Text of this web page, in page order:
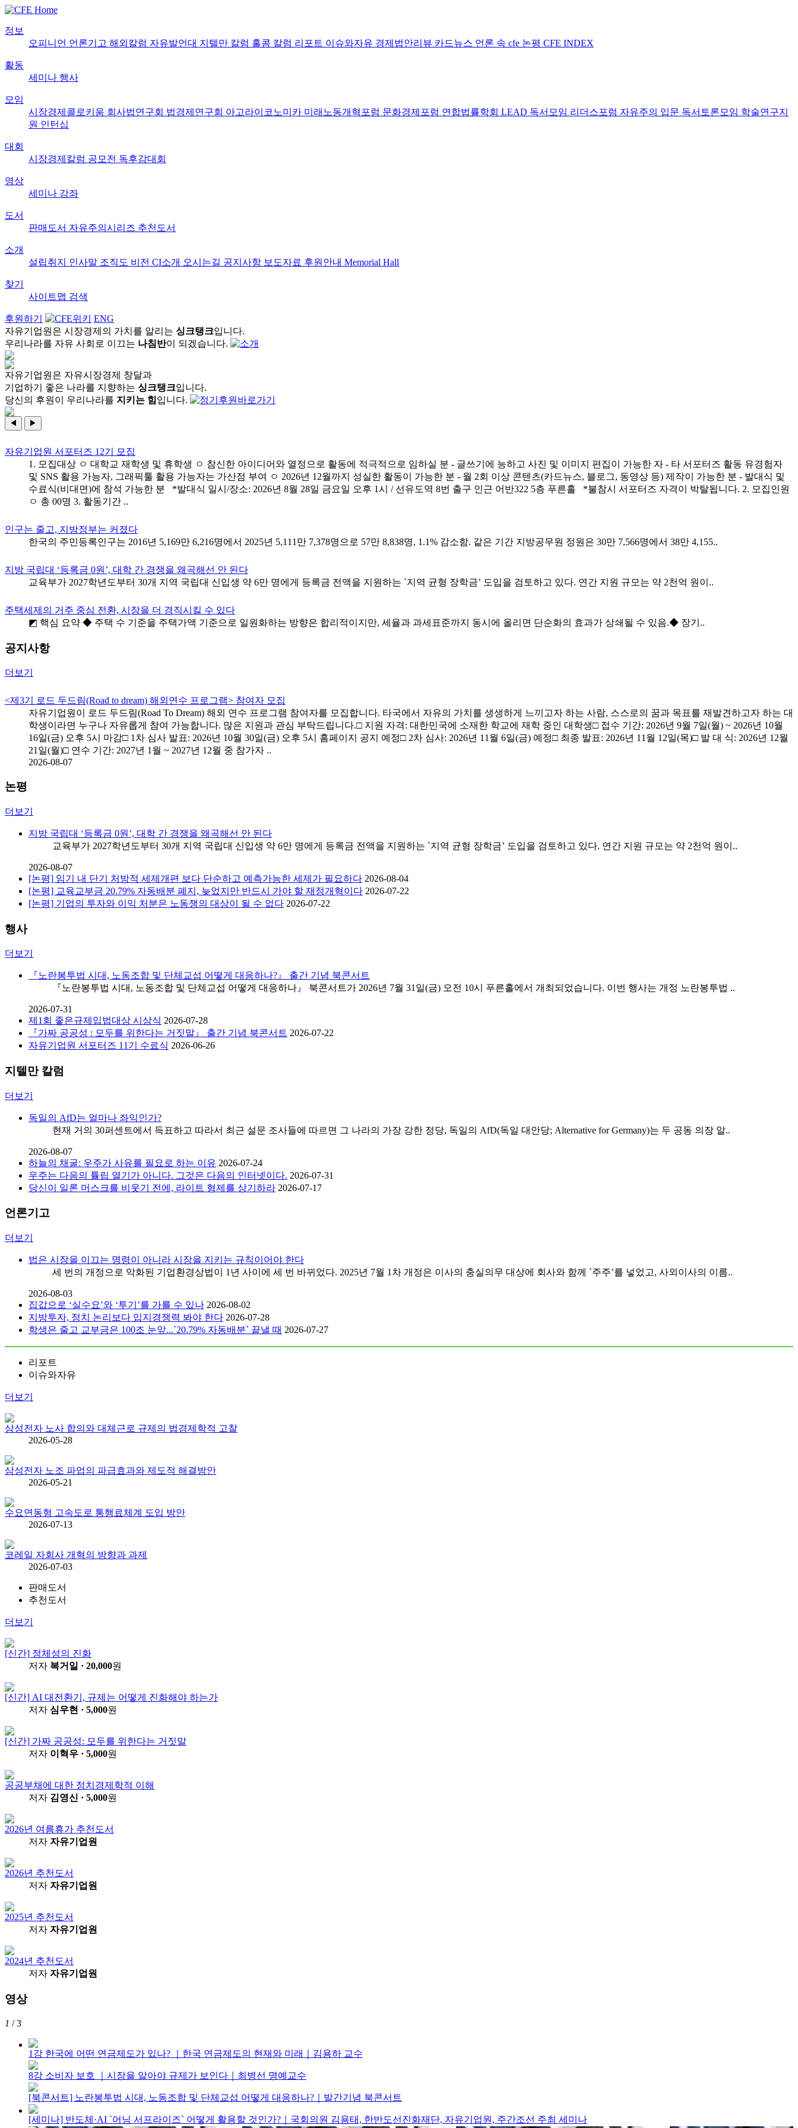
정보
오피니언 언론기고 해외칼럼 자유발언대 지텔만 칼럼 홀콤 칼럼 리포트 이슈와자유 경제법안리뷰 카드뉴스 언론 속 cfe 논평 CFE INDEX
활동
세미나 행사
모임
시장경제콜로키움 회사법연구회 법경제연구회 아고라이코노미카 미래노동개혁포럼 문화경제포럼 연합법률학회 LEAD 독서모임 리더스포럼 자유주의 입문 독서토론모임 학술연구지
원 인턴십
대회
시장경제칼럼 공모전 독후감대회
영상
세미나 강좌
도서
판매도서 자유주의시리즈 추천도서
소개
설립취지 인사말 조직도 비전 CI소개 오시는길 공지사항 보도자료 후원안내 Memorial Hall
찾기
사이트맵 검색
후원하기
ENG
자유기업원은 시장경제의 가치를 알리는 싱크탱크입니다.
우리나라를 자유 사회로 이끄는 나침반이 되겠습니다.
자유기업원은 자유시장경제 창달과
기업하기 좋은 나라를 지향하는 싱크탱크입니다.
당신의 후원이 우리나라를 지키는 힘입니다.
◀ ▶
자유기업원 서포터즈 12기 모집
1. 모집대상 ㅇ 대학교 재학생 및 휴학생 ㅇ 참신한 아이디어와 열정으로 활동에 적극적으로 임하실 분 - 글쓰기에 능하고 사진 및 이미지 편집이 가능한 자 - 타 서포터즈 활동 유경험자
및 SNS 활용 가능자, 그래픽툴 활용 가능자는 가산점 부여 ㅇ 2026년 12월까지 성실한 활동이 가능한 분 - 월 2회 이상 콘텐츠(카드뉴스, 블로그, 동영상 등) 제작이 가능한 분 - 발대식 및
수료식(비대면)에 참석 가능한 분 *발대식 일시/장소: 2026년 8월 28일 금요일 오후 1시 / 선유도역 8번 출구 인근 어반322 5층 푸른홀 *불참시 서포터즈 자격이 박탈됩니다. 2. 모집인원
ㅇ 총 00명 3. 활동기간 ..
인구는 줄고, 지방정부는 커졌다
한국의 주민등록인구는 2016년 5,169만 6,216명에서 2025년 5,111만 7,378명으로 57만 8,838명, 1.1% 감소함. 같은 기간 지방공무원 정원은 30만 7,566명에서 38만 4,155..
지방 국립대 ‘등록금 0원’, 대학 간 경쟁을 왜곡해선 안 된다
교육부가 2027학년도부터 30개 지역 국립대 신입생 약 6만 명에게 등록금 전액을 지원하는 `지역 균형 장학금’ 도입을 검토하고 있다. 연간 지원 규모는 약 2천억 원이..
주택세제의 거주 중심 전환, 시장을 더 경직시킬 수 있다
◩ 핵심 요약 ◆ 주택 수 기준을 주택가액 기준으로 일원화하는 방향은 합리적이지만, 세율과 과세표준까지 동시에 올리면 단순화의 효과가 상쇄될 수 있음.◆ 장기..
공지사항
더보기
<제3기 로드 두드림(Road to dream) 해외연수 프로그램> 참여자 모집
자유기업원이 로드 두드림(Road To Dream) 해외 연수 프로그램 참여자를 모집합니다. 타국에서 자유의 가치를 생생하게 느끼고자 하는 사람, 스스로의 꿈과 목표를 재발견하고자 하는 대
학생이라면 누구나 자유롭게 참여 가능합니다. 많은 지원과 관심 부탁드립니다.□ 지원 자격: 대한민국에 소재한 학교에 재학 중인 대학생□ 접수 기간: 2026년 9월 7일(월) ~ 2026년 10월
16일(금) 오후 5시 마감□ 1차 심사 발표: 2026년 10월 30일(금) 오후 5시 홈페이지 공지 예정□ 2차 심사: 2026년 11월 6일(금) 예정□ 최종 발표: 2026년 11월 12일(목)□ 발 대 식: 2026년 12월
21일(월)□ 연수 기간: 2027년 1월 ~ 2027년 12월 중 참가자 ..
2026-08-07
논평
더보기
지방 국립대 ‘등록금 0원’, 대학 간 경쟁을 왜곡해선 안 된다
교육부가 2027학년도부터 30개 지역 국립대 신입생 약 6만 명에게 등록금 전액을 지원하는 `지역 균형 장학금’ 도입을 검토하고 있다. 연간 지원 규모는 약 2천억 원이..
2026-08-07
[논평] 임기 내 단기 처방적 세제개편 보다 단순하고 예측가능한 세제가 필요하다 2026-08-04
[논평] 교육교부금 20.79% 자동배분 폐지, 늦었지만 반드시 가야 할 재정개혁이다 2026-07-22
[논평] 기업의 투자와 이익 처분은 노동쟁의 대상이 될 수 없다 2026-07-22
행사
더보기
『노란봉투법 시대, 노동조합 및 단체교섭 어떻게 대응하나?』 출간 기념 북콘서트
『노란봉투법 시대, 노동조합 및 단체교섭 어떻게 대응하나』 북콘서트가 2026년 7월 31일(금) 오전 10시 푸른홀에서 개최되었습니다. 이번 행사는 개정 노란봉투법 ..
2026-07-31
제1회 좋은규제입법대상 시상식 2026-07-28
『가짜 공공성 : 모두를 위한다는 거짓말』 출간 기념 북콘서트 2026-07-22
자유기업원 서포터즈 11기 수료식 2026-06-26
지텔만 칼럼
더보기
독일의 AfD는 얼마나 좌익인가?
현재 거의 30퍼센트에서 득표하고 따라서 최근 설문 조사들에 따르면 그 나라의 가장 강한 정당, 독일의 AfD(독일 대안당; Alternative for Germany)는 두 공동 의장 알..
2026-08-07
하늘의 채굴: 우주가 사유를 필요로 하는 이유 2026-07-24
우주는 다음의 튤립 열기가 아니다. 그것은 다음의 인터넷이다. 2026-07-31
당신이 일론 머스크를 비웃기 전에, 라이트 형제를 상기하라 2026-07-17
언론기고
더보기
법은 시장을 이끄는 명령이 아니라 시장을 지키는 규칙이어야 한다
세 번의 개정으로 악화된 기업환경상법이 1년 사이에 세 번 바뀌었다. 2025년 7월 1차 개정은 이사의 충실의무 대상에 회사와 함께 `주주’를 넣었고, 사외이사의 이름..
2026-08-03
집값으로 ‘실수요’와 ‘투기’를 가를 수 있나 2026-08-02
지방투자, 정치 논리보다 입지경쟁력 봐야 한다 2026-07-28
학생은 줄고 교부금은 100조 눈앞...`20.79% 자동배분` 끝낼 때 2026-07-27
리포트
이슈와자유
더보기
삼성전자 노사 합의와 대체근로 규제의 법경제학적 고찰
2026-05-28
삼성전자 노조 파업의 파급효과와 제도적 해결방안
2026-05-21
수요연동형 고속도로 통행료체계 도입 방안
2026-07-13
코레일 자회사 개혁의 방향과 과제
2026-07-03
판매도서
추천도서
더보기
[신간] 정체성의 진화
저자 복거일 · 20,000원
[신간] AI 대전환기, 규제는 어떻게 진화해야 하는가
저자 심우현 · 5,000원
[신간] 가짜 공공성: 모두를 위한다는 거짓말
저자 이혁우 · 5,000원
공공부채에 대한 정치경제학적 이해
저자 김영신 · 5,000원
2026년 여름휴가 추천도서
저자 자유기업원
2026년 추천도서
저자 자유기업원
2025년 추천도서
저자 자유기업원
2024년 추천도서
저자 자유기업원
영상
1 / 3
1강 한국에 어떤 연금제도가 있나? ｜한국 연금제도의 현재와 미래｜김용하 교수
8강 소비자 보호 ｜시장을 알아야 규제가 보인다｜최병선 명예교수
[북콘서트] 노란봉투법 시대, 노동조합 및 단체교섭 어떻게 대응하나?｜발간기념 북콘서트
[세미나] 반도체·AI `어닝 서프라이즈` 어떻게 활용할 것인가?｜국회의원 김용태, 한반도선진화재단, 자유기업원, 주간조선 주최 세미나